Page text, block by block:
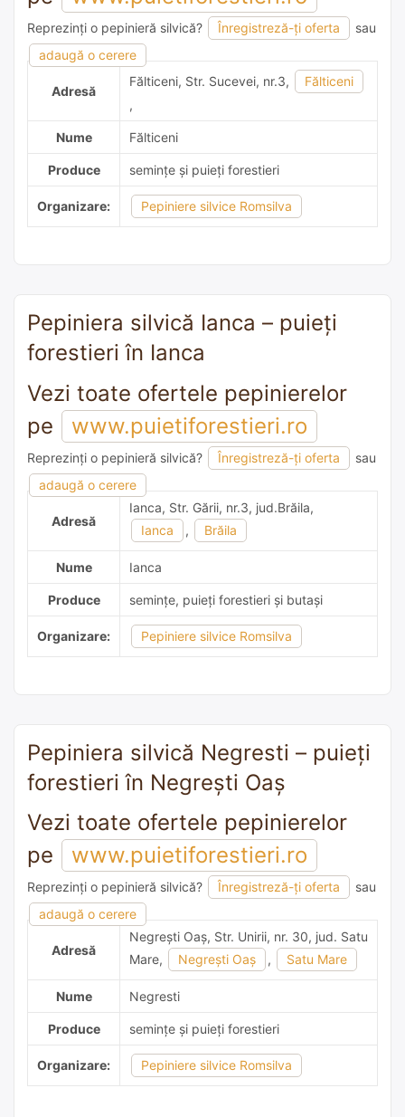
Reprezinți o pepinieră silvică? Înregistreză-ți oferta
sau
adaugă o cerere
adaugă o recomandare
Adresă
Fălticeni, Str. Sucevei, nr.3,
Fălticeni
,
Nume Fălticeni
Produce semințe și puieți forestieri
Organizare: Pepiniere silvice Romsilva
Pepiniera silvică Ianca – puieți
forestieri în Ianca
Vezi toate ofertele pepinierelor
pe
www.puietiforestieri.ro
Reprezinți o pepinieră silvică? Înregistreză-ți oferta
sau
adaugă o cerere
adaugă o recomandare
Adresă
Ianca, Str. Gării, nr.3, jud.Brăila,
Ianca
, Brăila
Nume Ianca
Produce semințe, puieți forestieri și butași
Organizare: Pepiniere silvice Romsilva
Pepiniera silvică Negresti – puieți
forestieri în Negreşti Oaş
Vezi toate ofertele pepinierelor
pe
www.puietiforestieri.ro
Reprezinți o pepinieră silvică? Înregistreză-ți oferta
sau
adaugă o cerere
adaugă o recomandare
Adresă
Negreşti Oaş, Str. Unirii, nr. 30, jud. Satu
Mare,
Negreşti Oaş , Satu Mare
Nume Negresti
Produce semințe și puieți forestieri
Organizare: Pepiniere silvice Romsilva